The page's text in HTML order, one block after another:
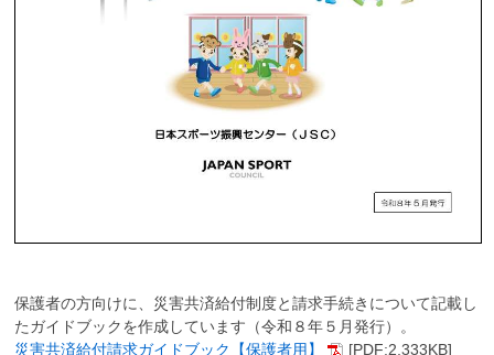
保護者の方向けに、災害共済給付制度と請求手続きについて記載し
たガイドブックを作成しています（令和８年５月発行）。
災害共済給付請求ガイドブック【保護者用】
[PDF:2,333KB]